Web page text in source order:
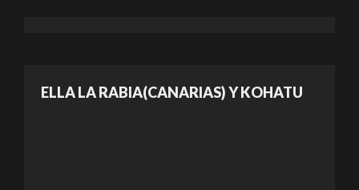
ELLA LA RABIA(CANARIAS) Y KOHATU